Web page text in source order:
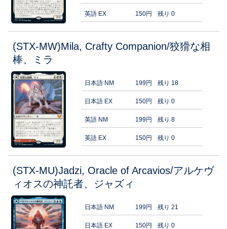
英語 EX 150円 残り 0
(STX-MW)Mila, Crafty Companion/狡猾な相
棒、ミラ
日本語 NM 199円 残り 18
日本語 EX 150円 残り 0
英語 NM 199円 残り 8
英語 EX 150円 残り 0
(STX-MU)Jadzi, Oracle of Arcavios/アルケヴ
ィオスの神託者、ジャズィ
日本語 NM 199円 残り 21
日本語 EX 150円 残り 0